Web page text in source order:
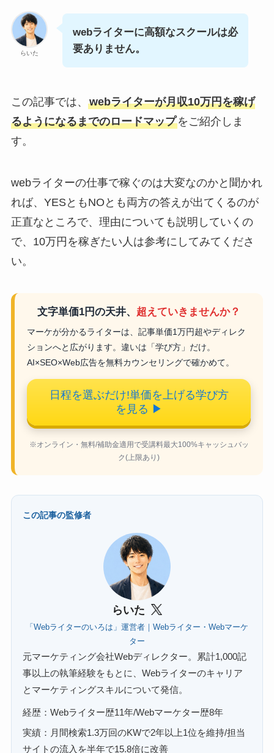
らいた
webライターに高額なスクールは必
要ありません。
この記事では、 webライターが月収10万円を稼げ
るようになるまでのロードマップをご紹介しま
す。
webライターの仕事で稼ぐのは大変なのかと聞かれ
れば、YESともNOとも両方の答えが出てくるのが
正直なところで、理由についても説明していくの
で、10万円を稼ぎたい人は参考にしてみてくださ
い。
文字単価1円の天井、 超えていきませんか？
マーケが分かるライターは、記事単価1万円超やディレク
ションへと広がります。違いは「学び方」だけ。
AI×SEO×Web広告を無料カウンセリングで確かめて。
日程を選ぶだけ!単価を上げる学び方
を見る ▶
※オンライン・無料/補助金適用で受講料最大100%キャッシュバッ
ク(上限あり)
この記事の監修者
らいた
「Webライターのいろは」運営者｜Webライター・Webマーケ
ター
元マーケティング会社Webディレクター。累計1,000記
事以上の執筆経験をもとに、Webライターのキャリア
とマーケティングスキルについて発信。
経歴：Webライター歴11年/Webマーケター歴8年
実績：月間検索1.3万回のKWで2年以上1位を維持/担当
サイトの流入を半年で15.8倍に改善